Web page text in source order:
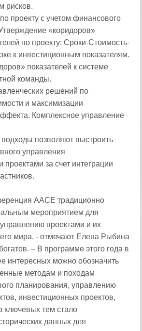
рисков.
проекту с учетом финансового
«коридоров»
по проекту: Сроки-Стоимость-
к инвестиционным показателям.
показателей к системе
команды.
решений по
и максимизации
Комплексное управление
позволяют выстроить
управления
за счет интеграции
AACE традиционно
мероприятием для
проектами и их
мира, - отмечают Елена Рыбина
– В программе этого года в
интересных можно обозначить
методам и походам
планирования, управлению
инвестиционных проектов,
ключевых тем стало
данных для